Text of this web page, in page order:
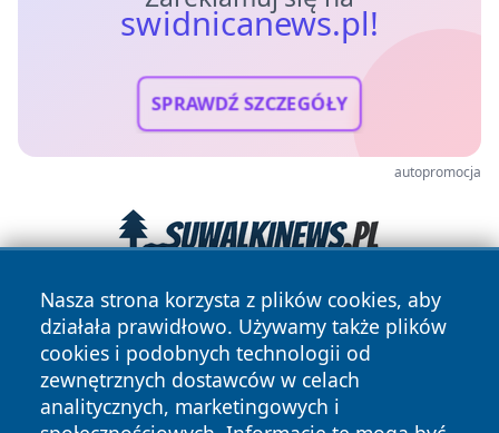
swidnicanews.pl!
SPRAWDŹ SZCZEGÓŁY
autopromocja
Nasza strona korzysta z plików cookies, aby
działała prawidłowo. Używamy także plików
cookies i podobnych technologii od
zewnętrznych dostawców w celach
analitycznych, marketingowych i